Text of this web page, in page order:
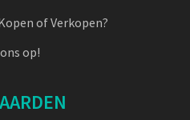
of Verkopen?
op!